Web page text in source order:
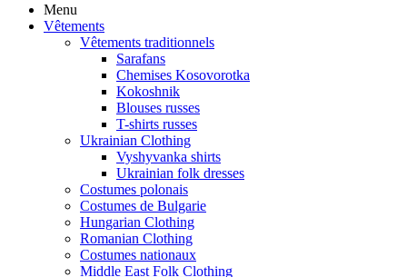
Menu
Vêtements
Vêtements traditionnels
Sarafans
Chemises Kosovorotka
Kokoshnik
Blouses russes
T-shirts russes
Ukrainian Clothing
Vyshyvanka shirts
Ukrainian folk dresses
Costumes polonais
Costumes de Bulgarie
Hungarian Clothing
Romanian Clothing
Costumes nationaux
Middle East Folk Clothing